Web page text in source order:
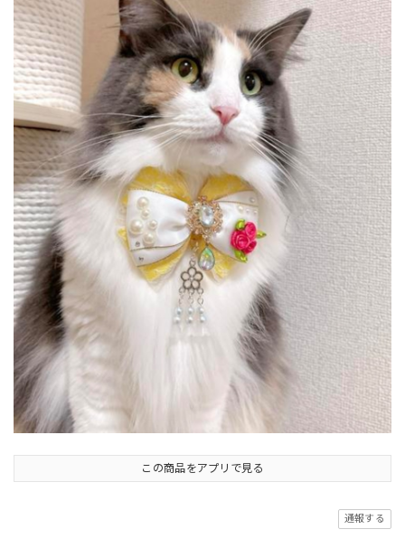
この商品をアプリで見る
通報する